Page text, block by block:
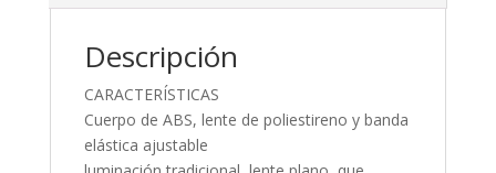
Descripción
CARACTERÍSTICAS
Cuerpo de ABS, lente de poliestireno y banda
elástica ajustable